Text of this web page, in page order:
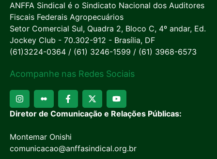
ANFFA Sindical é o Sindicato Nacional dos Auditores
Fiscais Federais Agropecuários
Setor Comercial Sul, Quadra 2, Bloco C, 4º andar, Ed.
Jockey Club - 70.302-912 - Brasília, DF
(61)3224-0364 / (61) 3246-1599 / (61) 3968-6573
Acompanhe nas Redes Sociais
Diretor de Comunicação e Relações Públicas:
Montemar Onishi
comunicacao@anffasindical.org.br